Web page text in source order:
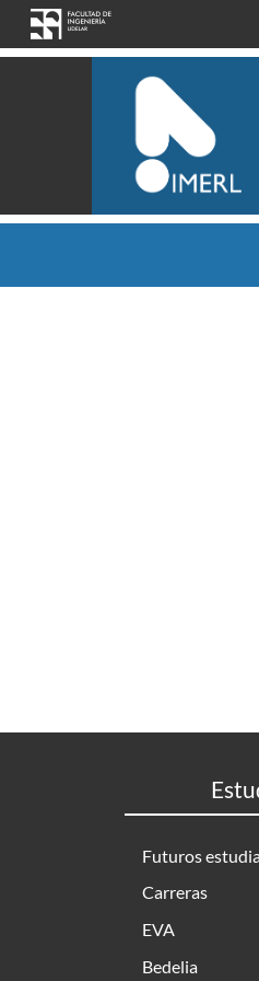
Pasar al contenido principal
Futuros
Carreras
EVA
Bedelia